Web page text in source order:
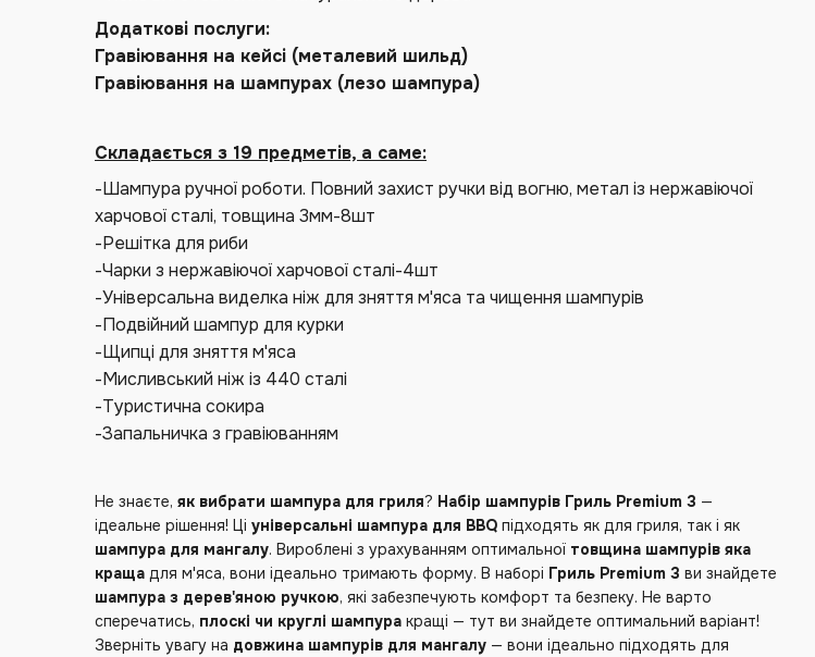
Додаткові послуги:
Гравіювання на кейсі (металевий шильд)
Гравіювання на шампурах (лезо шампура)
Складається з 19 предметів, а саме:
-Шампура ручної роботи. Повний захист ручки від вогню, метал із нержавіючої
харчової сталі, товщина 3мм-8шт
-Решітка для риби
-Чарки з нержавіючої харчової сталі-4шт
-Універсальна виделка ніж для зняття м'яса та чищення шампурів
-Подвійний шампур для курки
-Щипці для зняття м'яса
-Мисливський ніж із 440 сталі
-Туристична сокира
-Запальничка з гравіюванням
Не знаєте, як вибрати шампура для гриля? Набір шампурів Гриль Premium 3 —
ідеальне рішення! Ці універсальні шампура для BBQ підходять як для гриля, так і як
шампура для мангалу. Вироблені з урахуванням оптимальної товщина шампурів яка
краща для м'яса, вони ідеально тримають форму. В наборі Гриль Premium 3 ви знайдете
шампура з дерев'яною ручкою, які забезпечують комфорт та безпеку. Не варто
сперечатись, плоскі чи круглі шампура кращі — тут ви знайдете оптимальний варіант!
Зверніть увагу на довжина шампурів для мангалу — вони ідеально підходять для